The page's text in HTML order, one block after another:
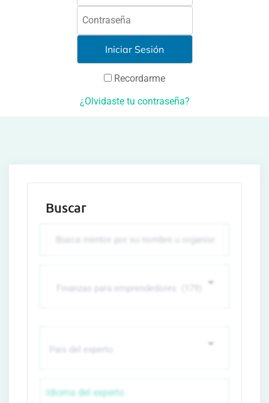
Recordarme
¿Olvidaste tu contraseña?
Buscar
Idioma del experto